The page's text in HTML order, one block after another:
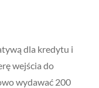
dla kredytu i
wejścia do
wydawać 200